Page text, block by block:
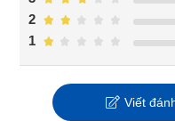
1
2
Viết